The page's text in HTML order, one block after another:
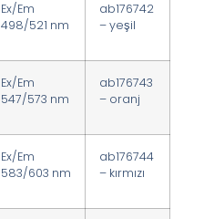
Ex/Em
498/521 nm
ab176742
– yeşil
Ex/Em
547/573 nm
ab176743
– oranj
Ex/Em
583/603 nm
ab176744
– kırmızı